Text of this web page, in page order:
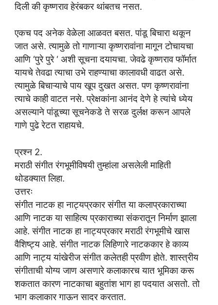
दिली की कृष्णराव हेरंबकर थांबतच नसत.
एकच पद अनेक वेळेला आळवत बसत. पांडू बिचारा थकून
जात असे. त्यामुळे तो गाणाऱ्या कृष्णरावांना मागून टोचायचा
आणि ‘पुरे पुरे ‘ अशी सूचना दयायचा. जेवढे कृष्णराव फॉर्मात
यायचे तेवढा त्याचा उभे राहण्याचा कालावधी वाढत असे.
त्यामुळे बिचाऱ्याचे पाय खूप दुखत असत. पण कृष्णरावांना
त्याचे काही वाटत नसे. प्रेक्षकांना आनंद देणे हे त्यांचे ध्येय
असल्याने पांडूच्या सूचनेकडे ते सरळ दुर्लक्ष करून आपले
गाणे पुढे रेटत राहायचे.
प्रश्न 2.
मराठी संगीत रंगभूमीविषयी तुम्हांला असलेली माहिती
थोडक्यात लिहा.
उत्तरः
संगीत नाटक हा नाट्यप्रकार संगीत या कलाप्रकाराच्या
आणि नाटक या साहित्य प्रकाराच्या संकरातून निर्माण झाला
आहे. संगीत नाटक हा नाट्यप्रकार मराठी रंगभूमीचे खास
वैशिष्ट्य आहे. संगीत नाटक लिहिणारे नाटककार हे काव्य
आणि नाट्य यांखेरीज संगीत कलेतही प्रवीण होते. शास्त्रीय
संगीताची योग्य जाण असणारे कलाकारच यात भूमिका करू
शकतात कारण नाटकाचा बहुतांश भाग हा पदयात असतो. तो
भाग कलाकार गाऊन सादर करतात.